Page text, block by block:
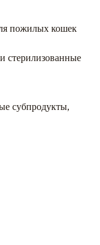
пожилых кошек
стерилизованные
субпродукты,